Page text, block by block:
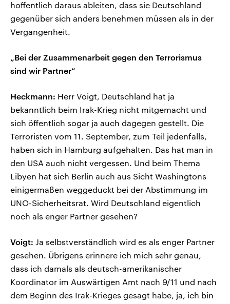
hoffentlich daraus ableiten, dass sie Deutschland
gegenüber sich anders benehmen müssen als in der
Vergangenheit.
„Bei der Zusammenarbeit gegen den Terrorismus
sind wir Partner“
Heckmann: Herr Voigt, Deutschland hat ja
bekanntlich beim Irak-Krieg nicht mitgemacht und
sich öffentlich sogar ja auch dagegen gestellt. Die
Terroristen vom 11. September, zum Teil jedenfalls,
haben sich in Hamburg aufgehalten. Das hat man in
den USA auch nicht vergessen. Und beim Thema
Libyen hat sich Berlin auch aus Sicht Washingtons
einigermaßen weggeduckt bei der Abstimmung im
UNO-Sicherheitsrat. Wird Deutschland eigentlich
noch als enger Partner gesehen?
Voigt: Ja selbstverständlich wird es als enger Partner
gesehen. Übrigens erinnere ich mich sehr genau,
dass ich damals als deutsch-amerikanischer
Koordinator im Auswärtigen Amt nach 9/11 und nach
dem Beginn des Irak-Krieges gesagt habe, ja, ich bin